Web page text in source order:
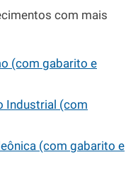
com mais
(com gabarito e
Industrial (com
(com gabarito e